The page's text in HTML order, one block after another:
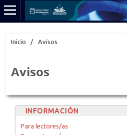
Inicio / Avisos
Avisos
INFORMACIÓN
Para lectores/as